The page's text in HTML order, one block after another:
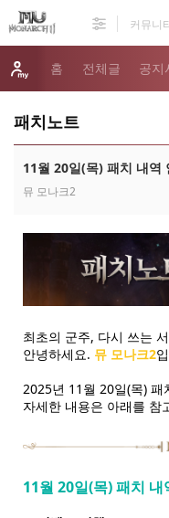
홈 전체글 공지
패치노트
11월 20일(목) 패치 내역
뮤 모나크2
최초의 군주, 다시 쓰는
안녕하세요. 뮤 모나크2
2025년 11월 20일(목)
자세한 내용은 아래를 참
11월 20일(목) 패치 내